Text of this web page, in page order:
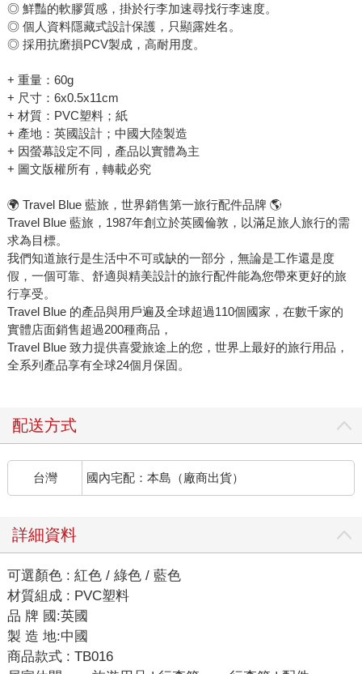
◎ 鮮豔的軟膠質感，掛於行李加速尋找行李速度。
◎ 個人資料隱藏式設計保護，只顯露姓名。
◎ 採用抗磨損PCV製成，高耐用度。
+ 重量：60g
+ 尺寸：6x0.5x11cm
+ 材質：PVC塑料；紙
+ 產地：英國設計；中國大陸製造
+ 因螢幕設定不同，產品以實體為主
+ 圖文版權所有，轉載必究
🌍 Travel Blue 藍旅，世界銷售第一旅行配件品牌 🌎
Travel Blue 藍旅，1987年創立於英國倫敦，以滿足旅人旅行的需
求為目標。
我們知道旅行是生活中不可或缺的一部分，無論是工作還是度
假，一個可靠、舒適與精美設計的旅行配件能為您帶來更好的旅
行享受。
Travel Blue 的產品與用戶遍及全球超過110個國家，在數千家的
實體店面銷售超過200種商品，
Travel Blue 致力提供喜愛旅途上的您，世界上最好的旅行用品，
全系列產品享有全球24個月保固。
配送方式
台灣 國內宅配：本島（廠商出貨）
詳細資料
可選顏色 : 紅色 / 綠色 / 藍色
材質組成 : PVC塑料
品 牌 國:英國
製 造 地:中國
商品款式 : TB016